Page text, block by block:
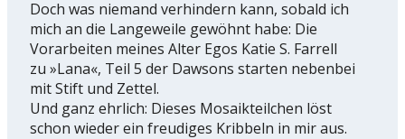
Doch was niemand verhindern kann, sobald ich
mich an die Langeweile gewöhnt habe: Die
Vorarbeiten meines Alter Egos Katie S. Farrell
zu »Lana«, Teil 5 der Dawsons starten nebenbei
mit Stift und Zettel.
Und ganz ehrlich: Dieses Mosaikteilchen löst
schon wieder ein freudiges Kribbeln in mir aus.